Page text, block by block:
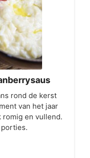
rond de kerst
van het jaar
romig en vullend.